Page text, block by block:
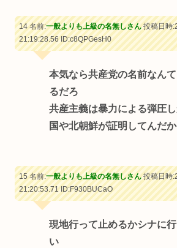
14 名前:一般よりも上級の名無しさん投稿日時
21:19:28.56ID:c8QPGesH0
本気なら共産党の名前なん
るだろ
共産主義は暴力による弾圧
国や北朝鮮が証明してんだ
15 名前:一般よりも上級の名無しさん投稿日時
21:20:53.71ID:F930BUCaO
現地行って止めるかシナに
い